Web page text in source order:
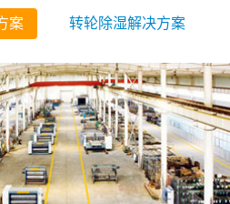
案 转轮除湿解决方案